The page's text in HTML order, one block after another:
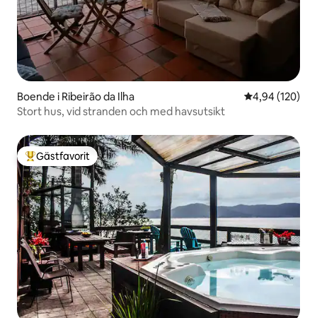
Boende i Ribeirão da Ilha 4,94 av 5 i
4,94 (120)
Stort hus, vid stranden och med havsutsikt
Populär gästfavorit
Gästfavorit